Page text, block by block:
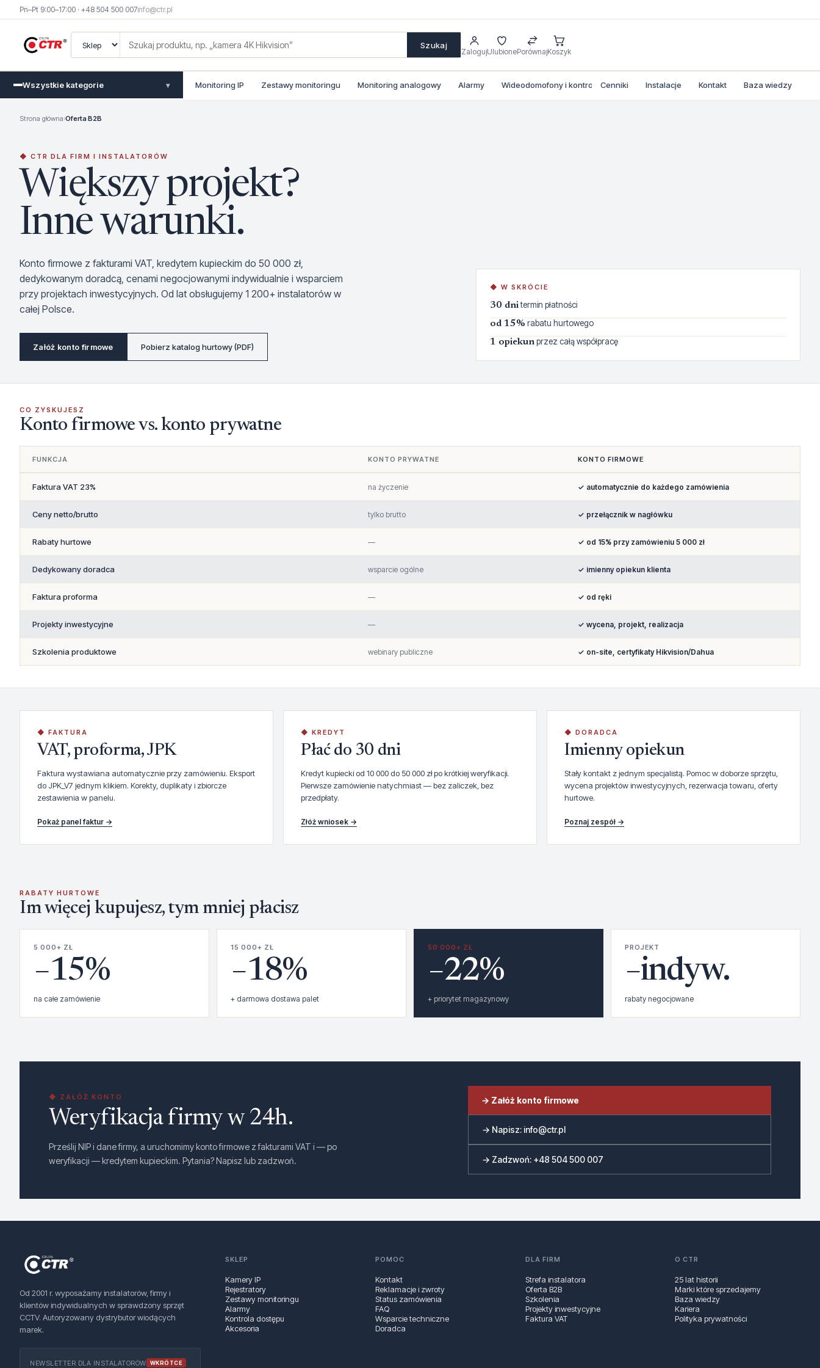
Pn–Pt 9:00–17:00 · +48 504 500 007info@ctr.pl
Szukaj
ZalogujUlubionePorównajKoszyk
Wszystkie kategorie ▾ Monitoring IP Zestawy monitoringu Monitoring analogowy Alarmy Wideodomofony i kontrola dostepu
Cenniki Instalacje Kontakt Baza wiedzy
Strona główna›Oferta B2B
◆ CTR DLA FIRM I INSTALATORÓW
Większy projekt?
Inne warunki.
Konto firmowe z fakturami VAT, kredytem kupieckim do 50 000 zł,
dedykowanym doradcą, cenami negocjowanymi indywidualnie i wsparciem
przy projektach inwestycyjnych. Od lat obsługujemy 1 200+ instalatorów w
całej Polsce.
Załóż konto firmowe Pobierz katalog hurtowy (PDF)
◆ W SKRÓCIE
30 dnitermin płatności
od 15% rabatu hurtowego
1 opiekunprzez całą współpracę
CO ZYSKUJESZ
Konto firmowe vs. konto prywatne
FUNKCJA KONTO PRYWATNE KONTO FIRMOWE
Faktura VAT 23% na życzenie ✓ automatycznie do każdego zamówienia
Ceny netto/brutto tylko brutto ✓ przełącznik w nagłówku
Rabaty hurtowe — ✓ od 15% przy zamówieniu 5 000 zł
Dedykowany doradca wsparcie ogólne ✓ imienny opiekun klienta
Faktura proforma — ✓ od ręki
Projekty inwestycyjne — ✓ wycena, projekt, realizacja
Szkolenia produktowe webinary publiczne ✓ on-site, certyfikaty Hikvision/Dahua
◆ FAKTURA
VAT, proforma, JPK
Faktura wystawiana automatycznie przy zamówieniu. Eksport
do JPK_V7 jednym klikiem. Korekty, duplikaty i zbiorcze
zestawienia w panelu.
Pokaż panel faktur →
◆ KREDYT
Płać do 30 dni
Kredyt kupiecki od 10 000 do 50 000 zł po krótkiej weryfikacji.
Pierwsze zamówienie natychmiast — bez zaliczek, bez
przedpłaty.
Złóż wniosek →
◆ DORADCA
Imienny opiekun
Stały kontakt z jednym specjalistą. Pomoc w doborze sprzętu,
wycena projektów inwestycyjnych, rezerwacja towaru, oferty
hurtowe.
Poznaj zespół →
RABATY HURTOWE
Im więcej kupujesz, tym mniej płacisz
5 000+ ZŁ
−15%
na całe zamówienie
15 000+ ZŁ
−18%
+ darmowa dostawa palet
50 000+ ZŁ
−22%
+ priorytet magazynowy
PROJEKT
−indyw.
rabaty negocjowane
◆ ZAŁÓŻ KONTO
Weryfikacja firmy w 24h.
Prześlij NIP i dane firmy, a uruchomimy konto firmowe z fakturami VAT i — po
weryfikacji — kredytem kupieckim. Pytania? Napisz lub zadzwoń.
→ Załóż konto firmowe
→ Napisz: info@ctr.pl
→ Zadzwoń: +48 504 500 007
Od 2001 r. wyposażamy instalatorów, firmy i
klientów indywidualnych w sprawdzony sprzęt
CCTV. Autoryzowany dystrybutor wiodących
marek.
NEWSLETTER DLA INSTALATORÓW WKRÓTCE
SKLEP
Kamery IP
Rejestratory
Zestawy monitoringu
Alarmy
Kontrola dostępu
Akcesoria
POMOC
Kontakt
Reklamacje i zwroty
Status zamówienia
FAQ
Wsparcie techniczne
Doradca
DLA FIRM
Strefa instalatora
Oferta B2B
Szkolenia
Projekty inwestycyjne
Faktura VAT
O CTR
25 lat historii
Marki które sprzedajemy
Baza wiedzy
Kariera
Polityka prywatności